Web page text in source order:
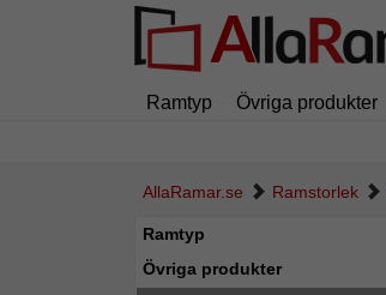
Ramtyp Övriga produkter
AllaRamar.se Ramstorlek
Ramtyp
Övriga produkter